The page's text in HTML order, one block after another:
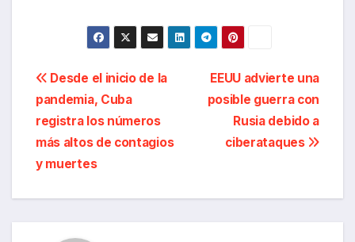
Navegación
de
entradas
EEUU advierte una
posible guerra con
Rusia debido a
ciberataques
Desde el inicio de la
pandemia, Cuba
registra los números
más altos de contagios
y muertes